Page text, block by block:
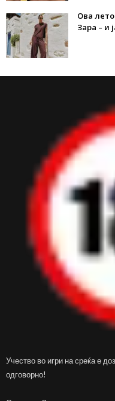
Ова
Зара – и
Учество во игри на среќа е
одговорно!